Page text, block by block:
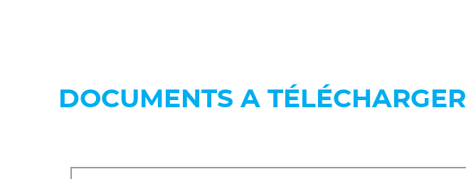
DOCUMENTS A TÉLÉCHARGER